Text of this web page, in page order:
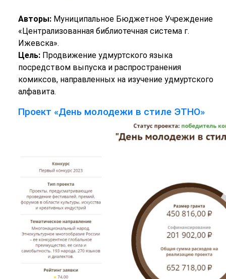
Авторы:Муниципальное Бюджетное Учреждение
«Централизованная библиотечная система г.
Ижевска».
Цель:Продвижение удмуртского языка
посредством выпуска и распространения
комиксов, направленных на изучение удмуртского
алфавита.
Проект «День молодежи в стиле ЭТНО»